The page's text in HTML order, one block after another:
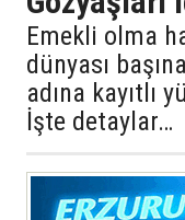
Emekli olma
dünyası
adına kayıtlı
İşte detaylar…